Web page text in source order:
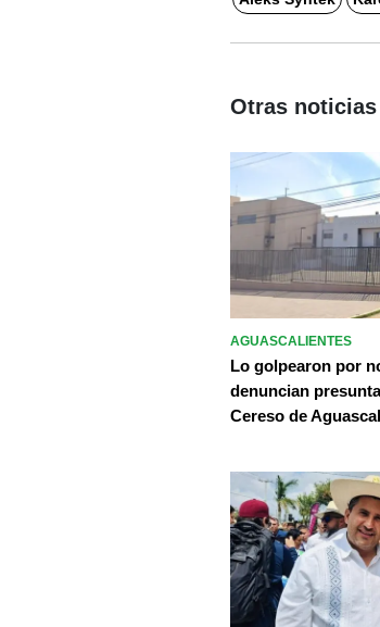
Otras
AGUASCALIENTES
Lo golpearon por
denuncian
Cereso de